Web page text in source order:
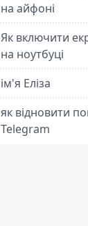
на айфоні
Як включити
на ноутбуці
ім'я Еліза
як відновити
Telegram